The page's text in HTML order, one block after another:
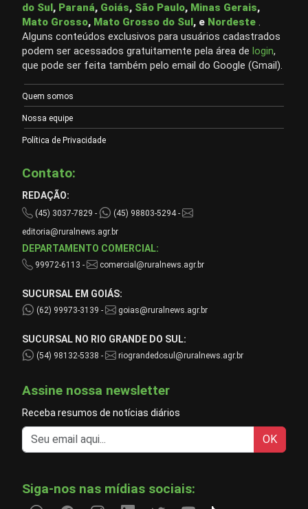
do Sul, Paraná, Goiás, São Paulo, Minas Gerais,
Mato Grosso, Mato Grosso do Sul, e Nordeste
Alguns conteúdos exclusivos para usuários cadastrados
podem ser acessados gratuitamente pela área de login,
que pode ser feita também pelo email do Google (Gmail).
Quem somos
Nossa equipe
Política de Privacidade
Contato:
REDAÇÃO:
(45) 3037-7829 -
(45) 98803-5294 -
editoria@ruralnews.agr.br
DEPARTAMENTO COMERCIAL:
99972-6113 - comercial@ruralnews.agr.br
SUCURSAL EM GOIÁS:
(62) 99973-3139 - goias@ruralnews.agr.br
SUCURSAL NO RIO GRANDE DO SUL:
(54) 98132-5338 - riograndedosul@ruralnews.agr.br
Assine nossa newsletter
Receba resumos de notícias diários
OK
Siga-nos nas mídias sociais: